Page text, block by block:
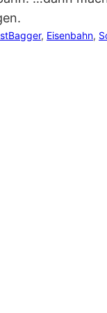
Bagger, Eisenbahn,